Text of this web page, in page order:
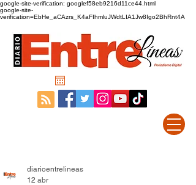
google-site-verification: googlef58eb9216d11ce44.html
google-site-
verification=EbHe_aCAzrs_K4aFIhmluJWdtLIA1Jw8Igo2BhRnt4A
diarioentrelineas
12 abr